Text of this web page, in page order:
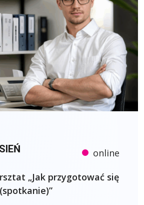
online
„Jak przygotować się